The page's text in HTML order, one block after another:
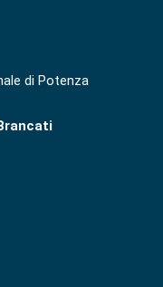
di Potenza